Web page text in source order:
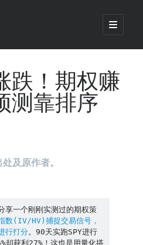
open
primary
：因为历史顺序，正在“倒着”给你
40%的策略，能比胜率60%的更赚钱
真跑了一遍回测（附代码）
发12.4万亿
让你多干12年才能退休
跌！期权赚
测靠排序
及原作者。
享一个刚刚实测过的期权策
数(IV/HV)捕捉交易信号，
行打分。90天实跑SPY进行
却获利27%！这也是用量化搭